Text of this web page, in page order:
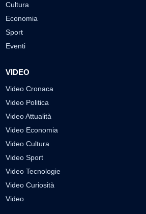
Cultura
Economia
Sport
Eventi
VIDEO
Video Cronaca
Video Politica
Video Attualità
Video Economia
Video Cultura
Video Sport
Video Tecnologie
Video Curiosità
Video